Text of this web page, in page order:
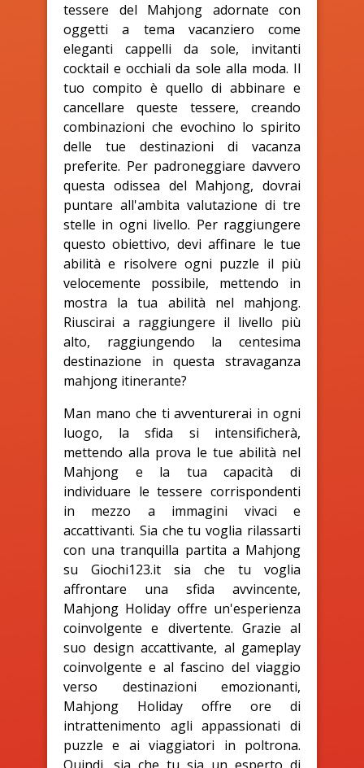
tessere del Mahjong adornate con
oggetti a tema vacanziero come
eleganti cappelli da sole, invitanti
cocktail e occhiali da sole alla moda. Il
tuo compito è quello di abbinare e
cancellare queste tessere, creando
combinazioni che evochino lo spirito
delle tue destinazioni di vacanza
preferite. Per padroneggiare davvero
questa odissea del Mahjong, dovrai
puntare all'ambita valutazione di tre
stelle in ogni livello. Per raggiungere
questo obiettivo, devi affinare le tue
abilità e risolvere ogni puzzle il più
velocemente possibile, mettendo in
mostra la tua abilità nel mahjong.
Riuscirai a raggiungere il livello più
alto, raggiungendo la centesima
destinazione in questa stravaganza
mahjong itinerante?
Man mano che ti avventurerai in ogni
luogo, la sfida si intensificherà,
mettendo alla prova le tue abilità nel
Mahjong e la tua capacità di
individuare le tessere corrispondenti
in mezzo a immagini vivaci e
accattivanti. Sia che tu voglia rilassarti
con una tranquilla partita a Mahjong
su Giochi123.it sia che tu voglia
affrontare una sfida avvincente,
Mahjong Holiday offre un'esperienza
coinvolgente e divertente. Grazie al
suo design accattivante, al gameplay
coinvolgente e al fascino del viaggio
verso destinazioni emozionanti,
Mahjong Holiday offre ore di
intrattenimento agli appassionati di
puzzle e ai viaggiatori in poltrona.